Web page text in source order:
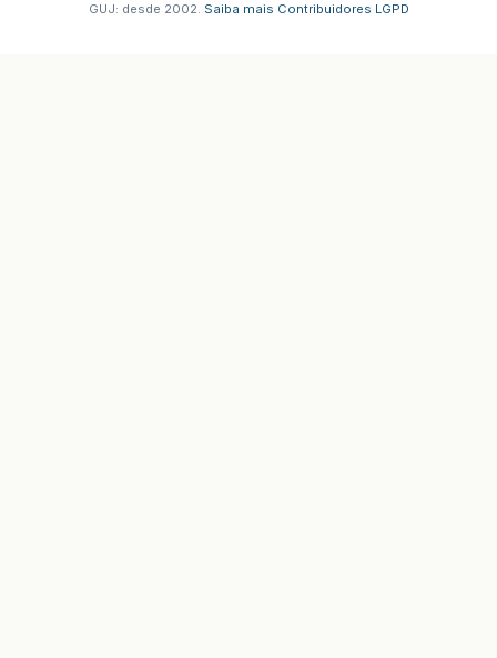
GUJ: desde 2002. Saiba mais Contribuidores LGPD